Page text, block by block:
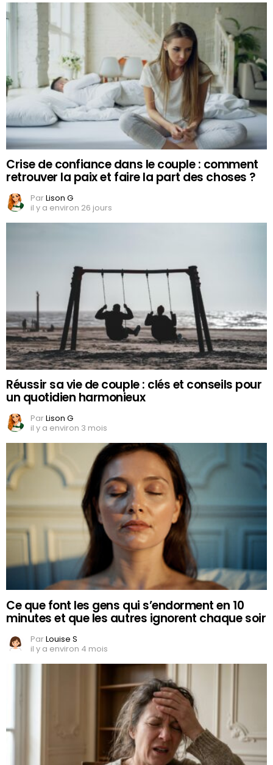
Crise de confiance dans le couple : comment
retrouver la paix et faire la part des choses ?
ParLison G
il y a environ 26 jours
Réussir sa vie de couple : clés et conseils pour
un quotidien harmonieux
ParLison G
il y a environ 3 mois
Ce que font les gens qui s’endorment en 10
minutes et que les autres ignorent chaque soir
ParLouise S
il y a environ 4 mois